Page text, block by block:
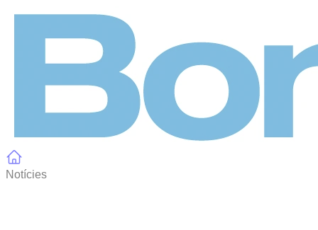
Notícies